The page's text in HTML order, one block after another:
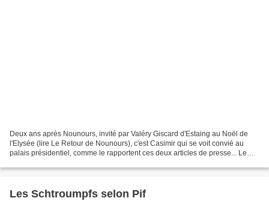
Deux ans après Nounours, invité par Valéry Giscard d'Estaing au Noël de
l'Elysée (lire Le Retour de Nounours), c'est Casimir qui se voit convié au
palais présidentiel, comme le rapportent ces deux articles de presse... Le
Les Schtroumpfs selon Pif